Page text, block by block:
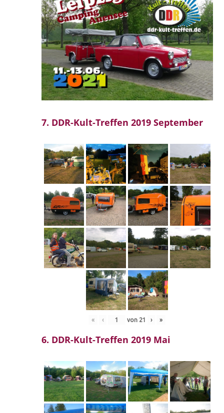
7. DDR-Kult-Treffen 2019 September
« ‹ von 21 › »
6. DDR-Kult-Treffen 2019 Mai